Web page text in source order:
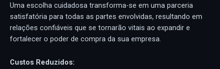
Uma escolha cuidadosa transforma-se em uma parceria
satisfatória para todas as partes envolvidas, resultando em
relações confiáveis que se tornarão vitais ao expandir e
fortalecer o poder de compra da sua empresa.
Custos Reduzidos: